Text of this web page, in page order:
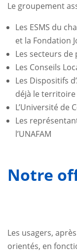
Le groupement
Les ESMS du
et la Fondation
Les secteurs
Les Conseils
Les Dispositifs
déjà le territoire
L’Université de
Les
l’UNAFAM
Notre
Les usagers,
orientés, en